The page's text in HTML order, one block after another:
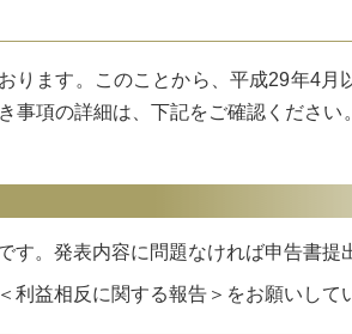
ます。このことから、平成29年4月
事項の詳細は、下記をご確認くださ
。発表内容に問題なければ申告書提
益相反に関する報告＞をお願いして